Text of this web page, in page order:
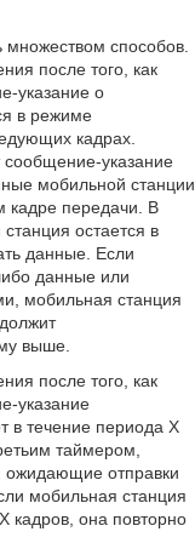
способов.
после того, как
указание о
в режиме
кадрах.
сообщение-указание
мобильной станции
кадре передачи. В
остается в
данные. Если
данные или
мобильная станция
выше.
после того, как
указание
в течение периода X
таймером,
ожидающие отправки
мобильная станция
кадров, она повторно